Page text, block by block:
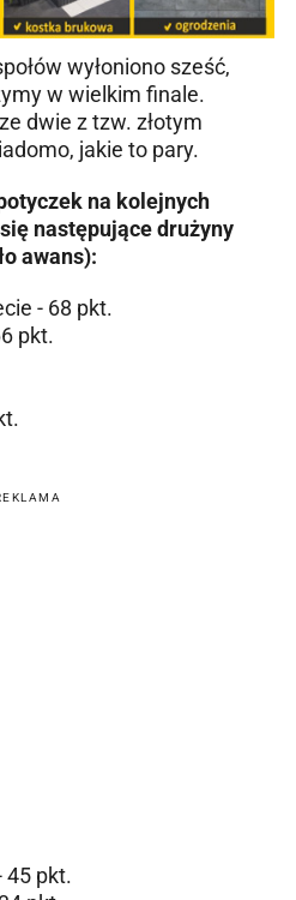
wyłoniono sześć,
w wielkim finale.
dwie z tzw. złotym
jakie to pary.
na kolejnych
następujące drużyny
awans):
- 68 pkt.
pkt.
45 pkt.